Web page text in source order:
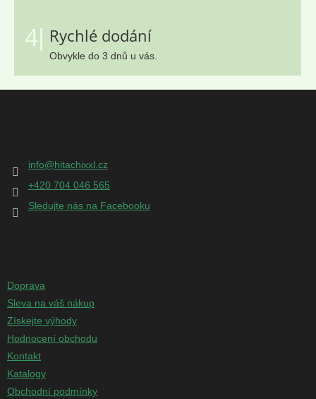
4| Rychlé dodání
Obvykle do 3 dnů u vás.
Z
info@hitachixxl.cz
+420 704 046 565
Sledujte nás na Facebooku
Doprava
Sleva na váš nákup
Získejte výhody
Hodnocení obchodu
Kontakt
Katalogy
Obchodní podmínky